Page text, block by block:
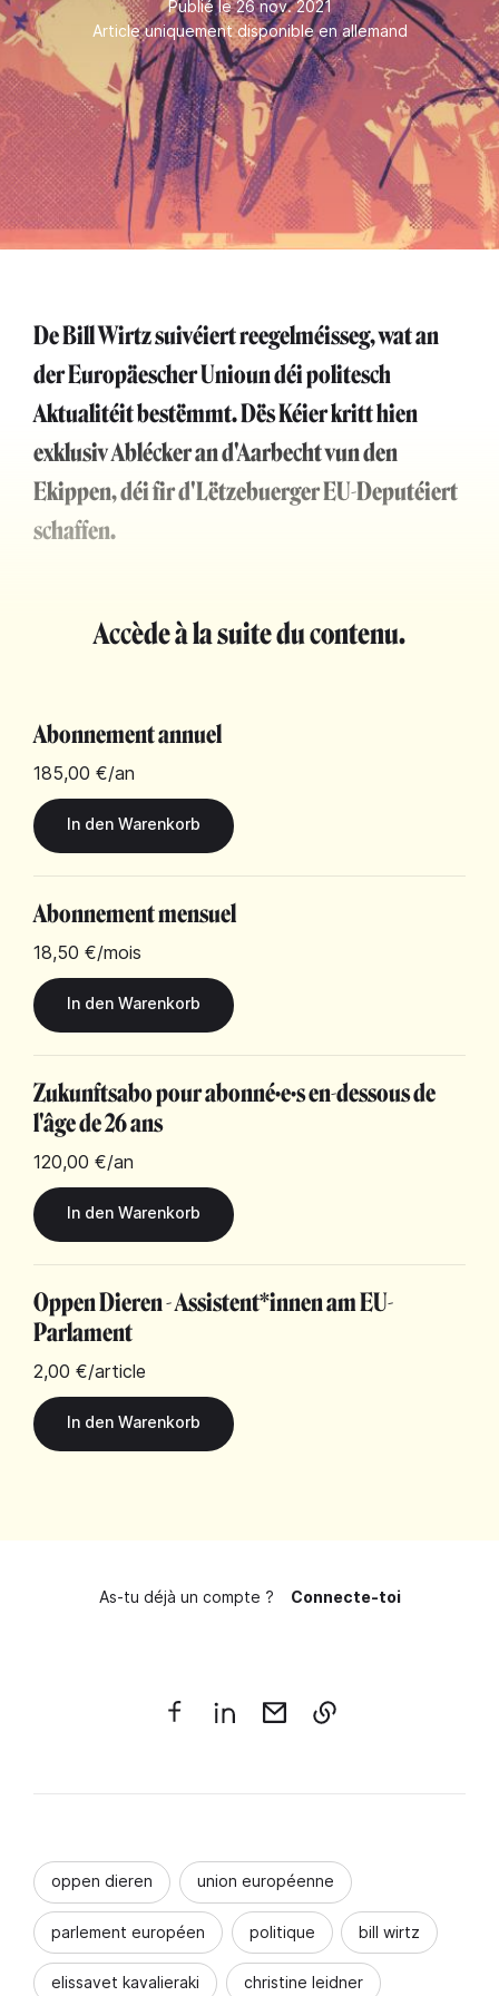
Publié le 26 nov. 2021
Article uniquement disponible en allemand
De Bill Wirtz suivéiert reegelméisseg, wat an
der Europäescher Unioun déi politesch
Aktualitéit bestëmmt. Dës Kéier kritt hien
exklusiv Ablécker an d'Aarbecht vun den
Ekippen, déi fir d'Lëtzebuerger EU-Deputéiert
schaffen.
Accède à la suite du contenu.
Abonnement annuel
185,00 €/an
Abonnement mensuel
18,50 €/mois
Zukunftsabo pour abonné·e·s en-dessous de
l'âge de 26 ans
120,00 €/an
Oppen Dieren - Assistent*innen am EU-
Parlament
2,00 €/article
As-tu déjà un compte ? Connecte-toi
oppen dieren union européenne
parlement européen politique bill wirtz
elissavet kavalieraki christine leidner